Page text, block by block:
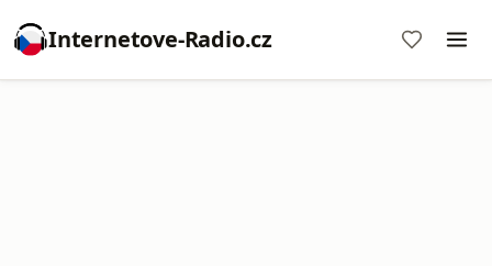
Internetove-Radio.cz